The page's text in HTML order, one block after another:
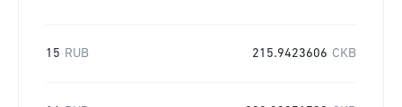
15 RUB 215.9423606 CKB